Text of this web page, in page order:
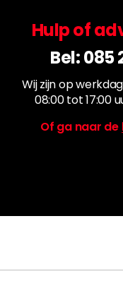
Hulp of
Bel:085
Wij zijn op
08:00 tot 17:00
Of ga naar de